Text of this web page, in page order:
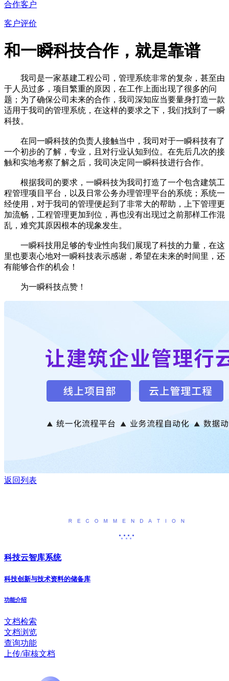
合作客户
客户评价
和一瞬科技合作，就是靠谱
我司是一家基建工程公司，管理系统非常的复杂，甚至由
于人员过多，项目繁重的原因，在工作上面出现了很多的问
题；为了确保公司未来的合作，我司深知应当要量身打造一款
适用于我司的管理系统，在这样的要求之下，我们找到了一瞬
科技。
在同一瞬科技的负责人接触当中，我司对于一瞬科技有了
一个初步的了解，专业，且对行业认知到位。在先后几次的接
触和实地考察了解之后，我司决定同一瞬科技进行合作。
根据我司的要求，一瞬科技为我司打造了一个包含建筑工
程管理项目平台，以及日常公务办理管理平台的系统；系统一
经使用，对于我司的管理便起到了非常大的帮助，上下管理更
加流畅，工程管理更加到位，再也没有出现过之前那样工作混
乱，难究其原因根本的现象发生。
一瞬科技用足够的专业性向我们展现了科技的力量，在这
里也要衷心地对一瞬科技表示感谢，希望在未来的时间里，还
有能够合作的机会！
为一瞬科技点赞！
返回列表
科技云智库系统
科技创新与技术资料的储备库
功能介绍
文档检索
文档浏览
查询功能
上传/审核文档